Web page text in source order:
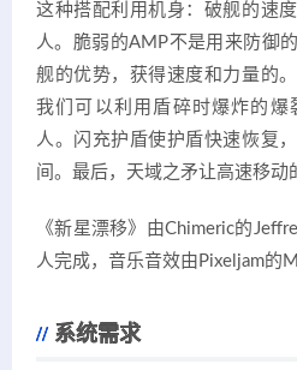
这种搭配利用机身：破舰的速
人。脆弱的AMP不是用来防御
舰的优势，获得速度和力量的
我们可以利用盾碎时爆炸的爆
人。闪充护盾使护盾快速恢复
间。最后，天域之矛让高速移动
《新星漂移》由Chimeric的
人完成，音乐音效由Pixeljam的
系统需求